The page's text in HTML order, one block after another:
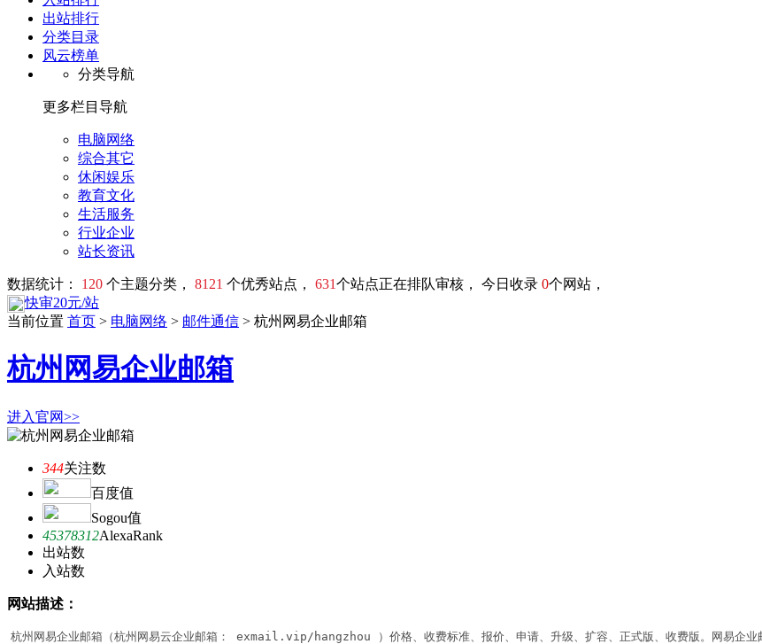
出站排行
分类目录
风云榜单
分类导航
更多栏目导航
电脑网络
综合其它
休闲娱乐
教育文化
生活服务
行业企业
站长资讯
数据统计： 120 个主题分类， 8121 个优秀站点， 631个站点正在排队审核， 今日收录 0个网站，
快审20元/站
当前位置 首页 > 电脑网络 > 邮件通信 > 杭州网易企业邮箱
杭州网易企业邮箱
进入官网>>
344关注数
百度值
Sogou值
45378312AlexaRank
出站数
入站数
网站描述：
杭州网易企业邮箱（杭州网易云企业邮箱： exmail.vip/hangzhou ）价格、收费标准、报价、申请、升级、扩容、正式版、收费版。网易企业